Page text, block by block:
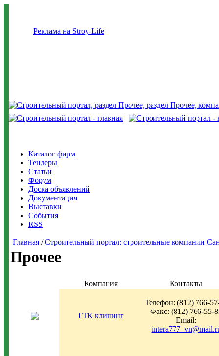
Реклама на Stroy-Life
Каталог фирм
Тендеры
Статьи
Форум
Доска объявлений
Документация
Выставки
События
RSS
Главная /Строительный портал: строительные компании
Прочее
Компания Контакты
ГТК клининг
Телефон: (812) 766-
Факс: (812) 766-55-
Email: